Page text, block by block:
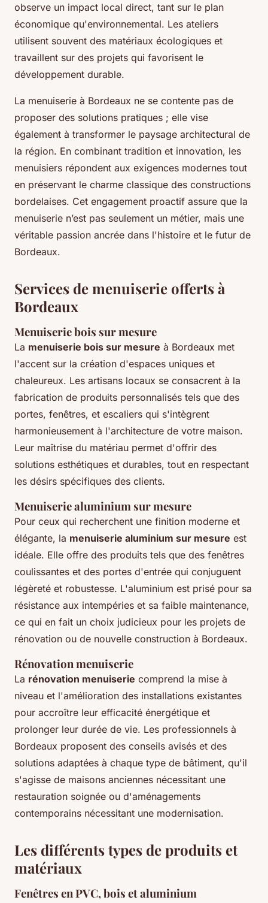
observe un impact local direct, tant sur le plan
économique qu'environnemental. Les ateliers
utilisent souvent des matériaux écologiques et
travaillent sur des projets qui favorisent le
développement durable.
La menuiserie à Bordeaux ne se contente pas de
proposer des solutions pratiques ; elle vise
également à transformer le paysage architectural de
la région. En combinant tradition et innovation, les
menuisiers répondent aux exigences modernes tout
en préservant le charme classique des constructions
bordelaises. Cet engagement proactif assure que la
menuiserie n’est pas seulement un métier, mais une
véritable passion ancrée dans l'histoire et le futur de
Bordeaux.
Services de menuiserie offerts à
Bordeaux
Menuiserie bois sur mesure
La menuiserie bois sur mesure à Bordeaux met
l'accent sur la création d'espaces uniques et
chaleureux. Les artisans locaux se consacrent à la
fabrication de produits personnalisés tels que des
portes, fenêtres, et escaliers qui s'intègrent
harmonieusement à l'architecture de votre maison.
Leur maîtrise du matériau permet d'offrir des
solutions esthétiques et durables, tout en respectant
les désirs spécifiques des clients.
Menuiserie aluminium sur mesure
Pour ceux qui recherchent une finition moderne et
élégante, la menuiserie aluminium sur mesure est
idéale. Elle offre des produits tels que des fenêtres
coulissantes et des portes d'entrée qui conjuguent
légèreté et robustesse. L'aluminium est prisé pour sa
résistance aux intempéries et sa faible maintenance,
ce qui en fait un choix judicieux pour les projets de
rénovation ou de nouvelle construction à Bordeaux.
Rénovation menuiserie
La rénovation menuiserie comprend la mise à
niveau et l'amélioration des installations existantes
pour accroître leur efficacité énergétique et
prolonger leur durée de vie. Les professionnels à
Bordeaux proposent des conseils avisés et des
solutions adaptées à chaque type de bâtiment, qu'il
s'agisse de maisons anciennes nécessitant une
restauration soignée ou d'aménagements
contemporains nécessitant une modernisation.
Les différents types de produits et
matériaux
Fenêtres en PVC, bois et aluminium